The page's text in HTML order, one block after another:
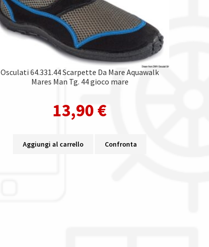
Osculati 64.331.44 Scarpette Da Mare Aquawalk
Mares Man Tg. 44 gioco mare
13,90 €
Aggiungi al carrello Confronta